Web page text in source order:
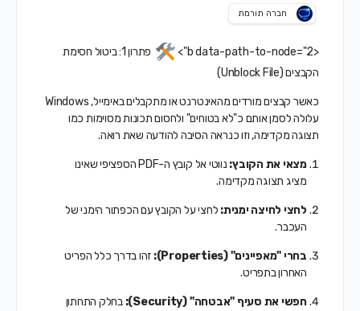
חברה תורמת
<b data-path-to-node="2">
פתרון 1: ביטול חסימת
הקבצים (Unblock File)
כאשר קבצים מורדים מהאינטרנט או מתקבלים באימייל, Windows
עלולה לסמן אותם כ"לא בטוחים" ולחסום תכונות מסוימות כמו
תצוגה מקדימה, וזו כנראה הסיבה להודעה שאת רואה.
מצאי את הקובץ:
נווטי אל קובץ ה-PDF הספציפי שאינו
מציג תצוגה מקדימה.
לחצי לחיצה ימנית: לחצי על הקובץ עם הכפתור הימני של
העכבר.
בחרי "מאפיינים" (Properties):
זהו בדרך כלל הפריט
האחרון בתפריט.
חפשי את סעיף "אבטחה" (Security):
בחלק התחתון